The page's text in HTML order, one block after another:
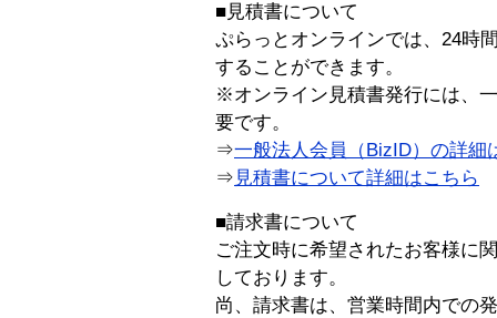
■見積書について
ぷらっとオンラインでは、24時
することができます。
※オンライン見積書発行には、
要です。
⇒一般法人会員（BizID）の詳細
⇒ 見積書について詳細はこちら
■請求書について
ご注文時に希望されたお客様に
しております。
尚、請求書は、営業時間内での